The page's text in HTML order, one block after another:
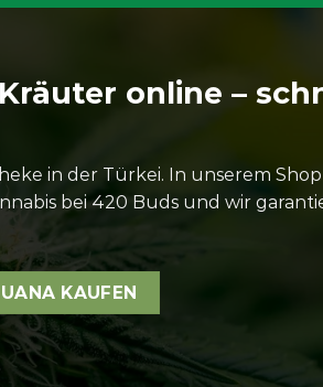
online –
in der Türkei. In unserem
bei 420 Buds und wir
KAUFEN